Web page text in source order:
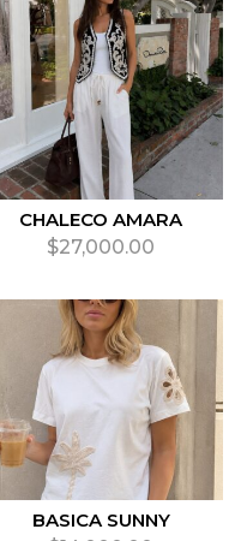
CHALECO AMARA
$27,000.00
BASICA SUNNY